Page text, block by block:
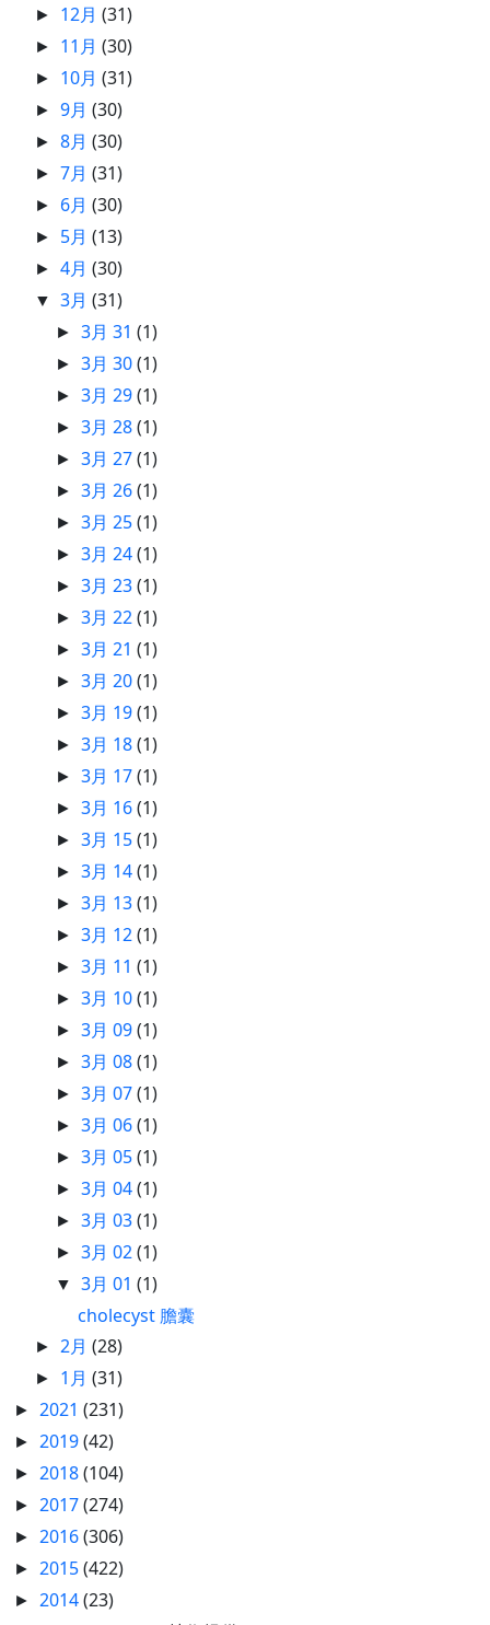
► 12月(31)
► 11月(30)
► 10月(31)
►9月(30)
►8月(30)
►7月(31)
► 6月(30)
► 5月(13)
►4月(30)
▼3月(31)
►3月 31(1)
►3月 30(1)
►3月 29(1)
►3月 28(1)
►3月 27(1)
►3月 26(1)
►3月 25(1)
►3月 24(1)
►3月 23(1)
►3月 22(1)
►3月 21(1)
►3月 20(1)
►3月 19(1)
►3月 18(1)
►3月 17(1)
►3月 16(1)
►3月 15(1)
►3月 14(1)
►3月 13(1)
►3月 12(1)
►3月 11(1)
►3月 10(1)
►3月 09(1)
►3月 08(1)
►3月 07(1)
►3月 06(1)
►3月 05(1)
►3月 04(1)
►3月 03(1)
►3月 02(1)
▼3月 01(1)
cholecyst 膽囊
► 2月(28)
► 1月(31)
► 2021 (231)
► 2019(42)
► 2018(104)
► 2017(274)
► 2016(306)
► 2015(422)
► 2014(23)